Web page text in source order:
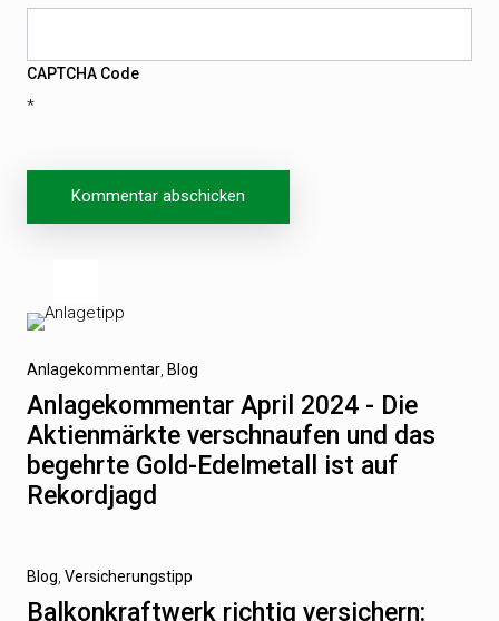
CAPTCHA Code
*
Beitragsnavigation
Vorheriger
Beitrag
Anlagekommentar Blog
Anlagekommentar April 2024 - Die
Aktienmärkte verschnaufen und das
begehrte Gold-Edelmetall ist auf
Rekordjagd
Nächster
Beitrag
Blog Versicherungstipp
Balkonkraftwerk richtig versichern: